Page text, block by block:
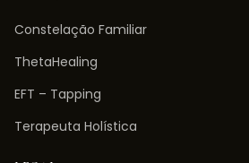
Constelação Familiar
ThetaHealing
EFT – Tapping
Terapeuta Holística